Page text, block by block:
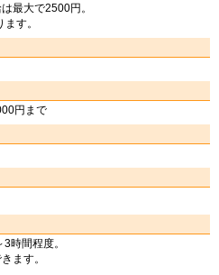
最大で2500円。
す。
円まで
時間程度。
ます。